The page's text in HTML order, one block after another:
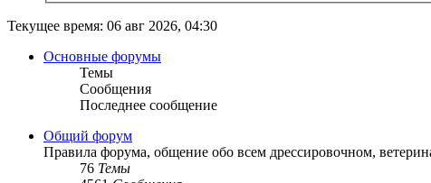
Текущее время: 06 авг 2026, 04:30
Основные форумы
Темы
Сообщения
Последнее сообщение
Общий форум
Правила форума, общение обо всем дрессировочном,
76 Темы